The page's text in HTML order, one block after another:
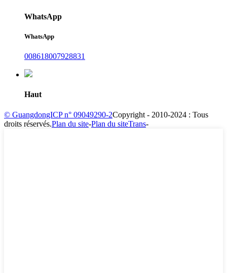
WhatsApp
WhatsApp
008618007928831
Haut
© GuangdongICP n° 09049290-2Copyright - 2010-2024 : Tous
droits réservés.Plan du site-Plan du siteTrans-